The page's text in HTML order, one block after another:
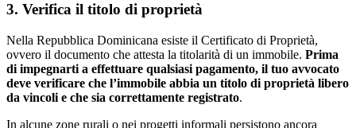
3. Verifica il titolo di proprietà
Nella Repubblica Dominicana esiste il Certificato di Proprietà,
ovvero il documento che attesta la titolarità di un immobile. Prima
di impegnarti a effettuare qualsiasi pagamento, il tuo avvocato
deve verificare che l’immobile abbia un titolo di proprietà libero
da vincoli e che sia correttamente registrato.
In alcune zone rurali o nei progetti informali persistono ancora